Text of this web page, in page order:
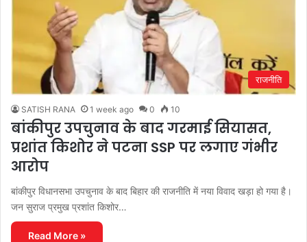
राजनीति
SATISH RANA 1 week ago 0 10
बांकीपुर उपचुनाव के बाद गरमाई सियासत,
प्रशांत किशोर ने पटना SSP पर लगाए गंभीर
आरोप
बांकीपुर विधानसभा उपचुनाव के बाद बिहार की राजनीति में नया विवाद खड़ा हो गया है।
जन सुराज प्रमुख प्रशांत किशोर…
Read More »